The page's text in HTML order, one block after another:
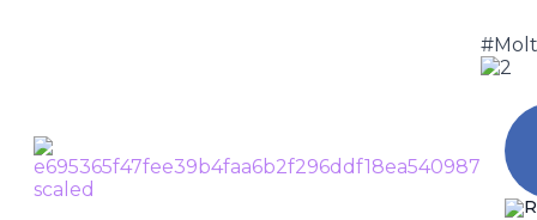
1714 MÓN DE GUERRES
Tornar